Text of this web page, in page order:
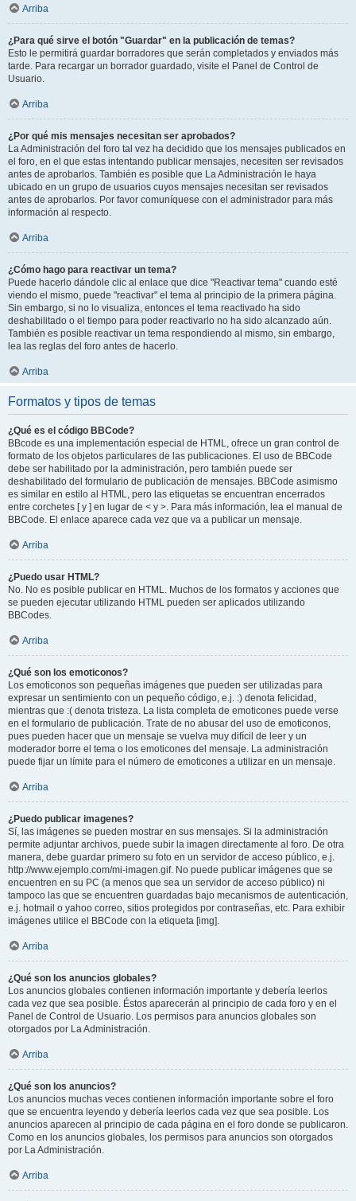
Arriba
¿Para qué sirve el botón "Guardar" en la publicación de temas?
Esto le permitirá guardar borradores que serán completados y enviados más
tarde. Para recargar un borrador guardado, visite el Panel de Control de
Usuario.
Arriba
¿Por qué mis mensajes necesitan ser aprobados?
La Administración del foro tal vez ha decidido que los mensajes publicados en
el foro, en el que estas intentando publicar mensajes, necesiten ser revisados
antes de aprobarlos. También es posible que La Administración le haya
ubicado en un grupo de usuarios cuyos mensajes necesitan ser revisados
antes de aprobarlos. Por favor comuníquese con el administrador para más
información al respecto.
Arriba
¿Cómo hago para reactivar un tema?
Puede hacerlo dándole clic al enlace que dice "Reactivar tema" cuando esté
viendo el mismo, puede "reactivar" el tema al principio de la primera página.
Sin embargo, si no lo visualiza, entonces el tema reactivado ha sido
deshabilitado o el tiempo para poder reactivarlo no ha sido alcanzado aún.
También es posible reactivar un tema respondiendo al mismo, sin embargo,
lea las reglas del foro antes de hacerlo.
Arriba
Formatos y tipos de temas
¿Qué es el código BBCode?
BBcode es una implementación especial de HTML, ofrece un gran control de
formato de los objetos particulares de las publicaciones. El uso de BBCode
debe ser habilitado por la administración, pero también puede ser
deshabilitado del formulario de publicación de mensajes. BBCode asimismo
es similar en estilo al HTML, pero las etiquetas se encuentran encerrados
entre corchetes [ y ] en lugar de < y >. Para más información, lea el manual de
BBCode. El enlace aparece cada vez que va a publicar un mensaje.
Arriba
¿Puedo usar HTML?
No. No es posible publicar en HTML. Muchos de los formatos y acciones que
se pueden ejecutar utilizando HTML pueden ser aplicados utilizando
BBCodes.
Arriba
¿Qué son los emoticonos?
Los emoticonos son pequeñas imágenes que pueden ser utilizadas para
expresar un sentimiento con un pequeño código, e.j. :) denota felicidad,
mientras que :( denota tristeza. La lista completa de emoticones puede verse
en el formulario de publicación. Trate de no abusar del uso de emoticonos,
pues pueden hacer que un mensaje se vuelva muy difícil de leer y un
moderador borre el tema o los emoticones del mensaje. La administración
puede fijar un límite para el número de emoticones a utilizar en un mensaje.
Arriba
¿Puedo publicar imagenes?
Sí, las imágenes se pueden mostrar en sus mensajes. Si la administración
permite adjuntar archivos, puede subir la imagen directamente al foro. De otra
manera, debe guardar primero su foto en un servidor de acceso público, e.j.
http://www.ejemplo.com/mi-imagen.gif. No puede publicar imágenes que se
encuentren en su PC (a menos que sea un servidor de acceso público) ni
tampoco las que se encuentren guardadas bajo mecanismos de autenticación,
e.j. hotmail o yahoo correo, sitios protegidos por contraseñas, etc. Para exhibir
imágenes utilice el BBCode con la etiqueta [img].
Arriba
¿Qué son los anuncios globales?
Los anuncios globales contienen información importante y debería leerlos
cada vez que sea posible. Éstos aparecerán al principio de cada foro y en el
Panel de Control de Usuario. Los permisos para anuncios globales son
otorgados por La Administración.
Arriba
¿Qué son los anuncios?
Los anuncios muchas veces contienen información importante sobre el foro
que se encuentra leyendo y debería leerlos cada vez que sea posible. Los
anuncios aparecen al principio de cada página en el foro donde se publicaron.
Como en los anuncios globales, los permisos para anuncios son otorgados
por La Administración.
Arriba